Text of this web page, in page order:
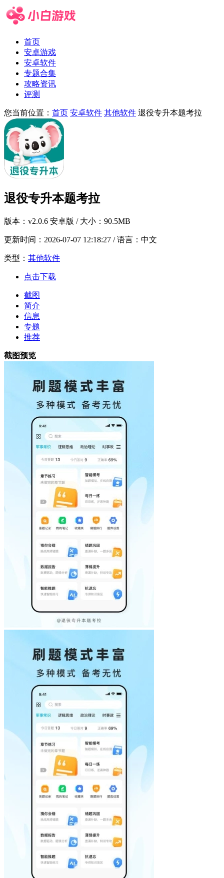
首页
安卓游戏
安卓软件
专题合集
攻略资讯
评测
您当前位置： 首页 安卓软件 其他软件 退役专升本题考拉
退役专升本题考拉
版本： v2.0.6 安卓版 / 大小：90.5MB
更新时间： 2026-07-07 12:18:27 / 语言：中文
类型： 其他软件
点击下载
截图
简介
信息
专题
推荐
截图预览